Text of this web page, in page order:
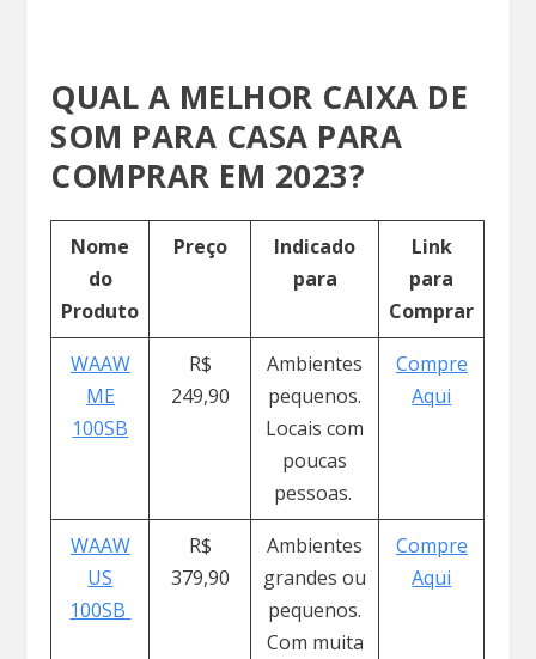
QUAL A MELHOR CAIXA DE
SOM PARA CASA PARA
COMPRAR EM 2023?
Nome
do
Produto
Preço
Indicado
para
Link
para
Comprar
WAAW
ME
100SB
R$
249,90
Ambientes
pequenos.
Locais com
poucas
pessoas.
Compre
Aqui
WAAW
US
100SB
R$
379,90
Ambientes
grandes ou
pequenos.
Com muita
Compre
Aqui